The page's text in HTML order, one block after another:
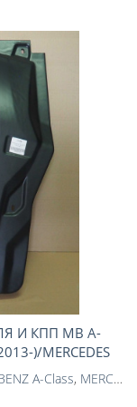
И КПП MB А-
)/MERCEDES
QX30 2016-
A-Class, MERCEDES-BENZ A-Class W176 2012-2015